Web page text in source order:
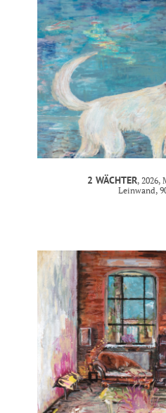
2 WÄCHTER, 2026,
Leinwand,